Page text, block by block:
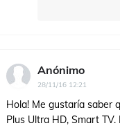
Anónimo
28/11/16 12:21
Hola! Me gustaría saber
Plus Ultra HD, Smart